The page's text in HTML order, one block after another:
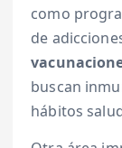
como
de
buscan
hábitos